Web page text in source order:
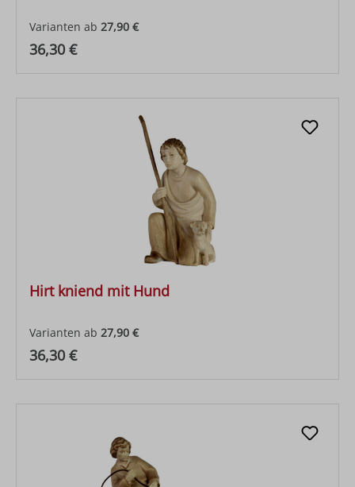
Varianten ab 27,90 €
Regulärer Preis:
36,30 €
Hirt kniend mit Hund
Varianten ab 27,90 €
Regulärer Preis:
36,30 €